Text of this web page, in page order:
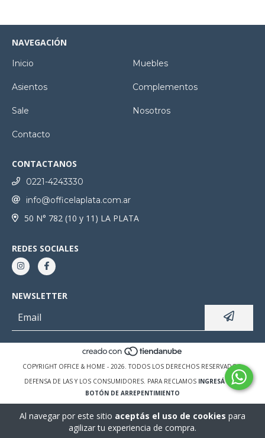
Al navegar por este sitio aceptás el uso de cookies para
agilizar tu experiencia de compra.
NAVEGACIÓN
Inicio Muebles
Asientos Complementos
Sale Nosotros
Contacto
CONTACTANOS
0221-4243330
info@officelaplata.com.ar
50 N° 782 (10 y 11) LA PLATA
REDES SOCIALES
NEWSLETTER
COPYRIGHT OFFICE & HOME - 2026. TODOS LOS DERECHOS RESERVADOS.
DEFENSA DE LAS Y LOS CONSUMIDORES. PARA RECLAMOS INGRESÁ ACÁ.
BOTÓN DE ARREPENTIMIENTO